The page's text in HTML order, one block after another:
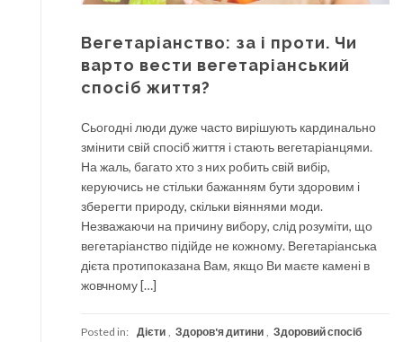
Вегетаріанство: за і проти. Чи
варто вести вегетаріанський
спосіб життя?
Сьогодні люди дуже часто вирішують кардинально
змінити свій спосіб життя і стають вегетаріанцями.
На жаль, багато хто з них робить свій вибір,
керуючись не стільки бажанням бути здоровим і
зберегти природу, скільки віяннями моди.
Незважаючи на причину вибору, слід розуміти, що
вегетаріанство підійде не кожному. Вегетаріанська
дієта протипоказана Вам, якщо Ви маєте камені в
жовчному […]
Posted in: Дієти , Здоров'я дитини , Здоровий спосіб